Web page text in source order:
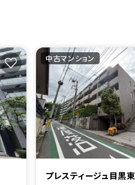
中古マンション
プレスティージュ目黒